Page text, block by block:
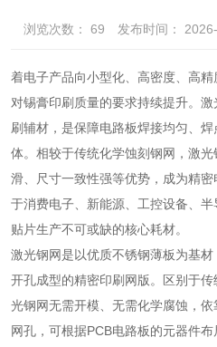
浏览次数： 69 发布时间：
着电子产品向小型化、高密度、高
对锡膏印刷质量的要求持续提升。
刷辅材，是保障电路板焊接均匀、
体。相较于传统化学蚀刻钢网，激
滑、尺寸一致性强等优势，成为精
于消费电子、新能源、工控设备、
贴片生产不可或缺的核心耗材。
激光钢网是以优质不锈钢薄板为基
开孔成型的精密印刷网版。区别于
光钢网无需开模、无需化学腐蚀，
网孔，可根据PCB电路板的元器件